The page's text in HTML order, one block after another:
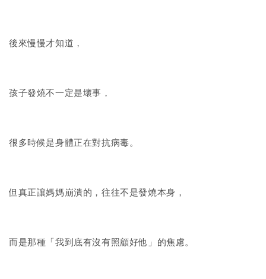
後來慢慢才知道，
孩子發燒不一定是壞事，
很多時候是身體正在對抗病毒。
但真正讓媽媽崩潰的，往往不是發燒本身，
而是那種「我到底有沒有照顧好他」的焦慮。